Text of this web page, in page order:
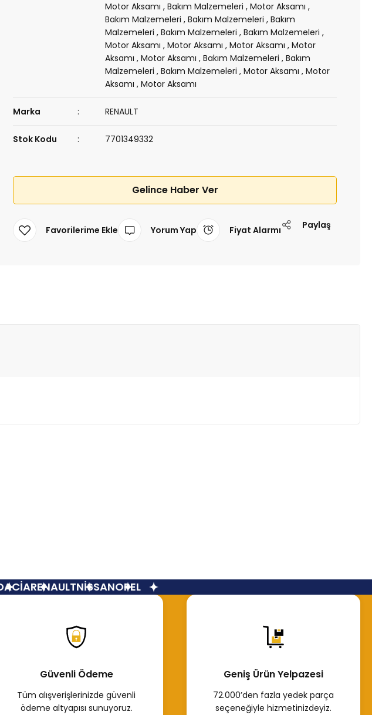
Motor Aksamı ,Bakım Malzemeleri ,Motor Aksamı ,
Bakım Malzemeleri ,Bakım Malzemeleri ,Bakım
Malzemeleri ,Bakım Malzemeleri ,Bakım Malzemeleri ,
Motor Aksamı ,Motor Aksamı ,Motor Aksamı ,Motor
Aksamı ,Motor Aksamı ,Bakım Malzemeleri ,Bakım
Malzemeleri ,Bakım Malzemeleri ,Motor Aksamı ,Motor
Aksamı ,Motor Aksamı
Marka RENAULT
Stok Kodu 7701349332
Gelince Haber Ver
Yorum Yap Fiyat Alarmı Paylaş
RENAULTNİSSANOPEL
Güvenli Ödeme
Tüm alışverişlerinizde güvenli
ödeme altyapısı sunuyoruz.
Geniş Ürün Yelpazesi
72.000’den fazla yedek parça
seçeneğiyle hizmetinizdeyiz.